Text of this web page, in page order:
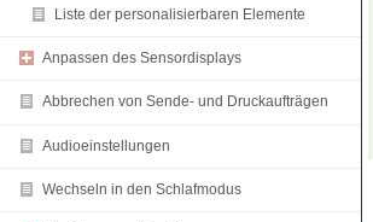
Liste der personalisierbaren Elemente
Anpassen des Sensordisplays
Abbrechen von Sende- und Druckaufträgen
Audioeinstellungen
Wechseln in den Schlafmodus